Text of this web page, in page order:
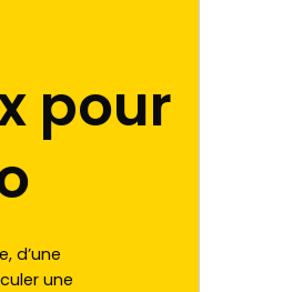
pour
d’une
une